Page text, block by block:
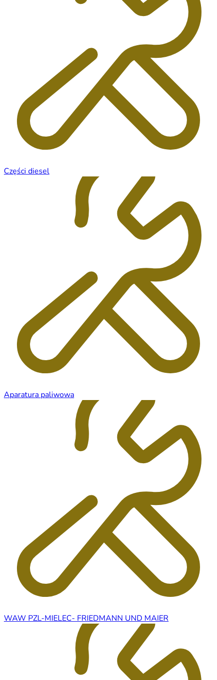
Części diesel
Aparatura paliwowa
WAW PZL-MIELEC- FRIEDMANN UND MAIER